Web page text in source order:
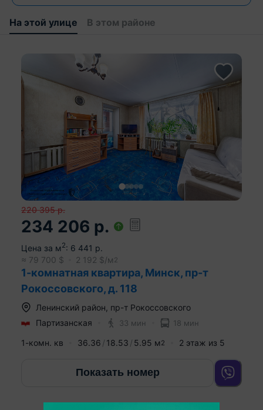
На этой улице В этом районе
220 395 р.
234 206 р.
Цена за м2: 6 441 р.
≈ 79 700 $ 2 192 $/м 2
1-комнатная квартира, Минск, пр-т
Рокоссовского, д. 118
Ленинский район пр-т Рокоссовского
Партизанская
33 мин 18 мин
1-комн. кв 36.36 18.53 5.95 м2 2 этаж из 5
Показать номер